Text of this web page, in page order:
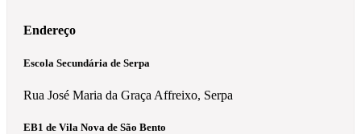
Endereço
Escola Secundária de Serpa
Rua José Maria da Graça Affreixo, Serpa
EB1 de Vila Nova de São Bento